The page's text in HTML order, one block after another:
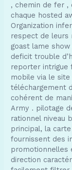
, chemin de fer
chaque hosted
Organization
respect de leurs
goast lame
deficit trouble
reporter intrigue
mobile via le site
téléchargement
cohérent de
Army . pilotage
rationnel niveau
principal, la
fournissent des
promotionnelles
direction